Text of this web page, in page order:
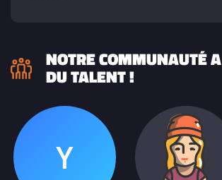
NOTRE COMMUNAUTÉ A
DU TALENT !